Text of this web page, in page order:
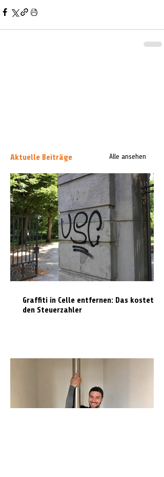
Aktuelle Beiträge Alle ansehen
Graffiti in Celle entfernen: Das kostet es
den Steuerzahler